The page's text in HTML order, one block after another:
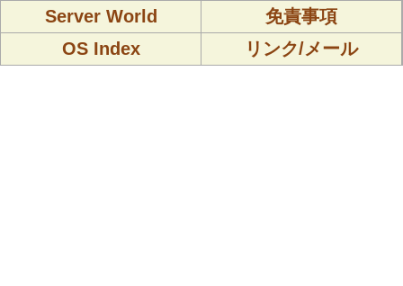
Server World
免責事項
OS Index
リンク/メール